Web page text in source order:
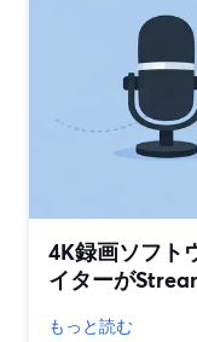
4K録画ソフト
イターが
もっと読む